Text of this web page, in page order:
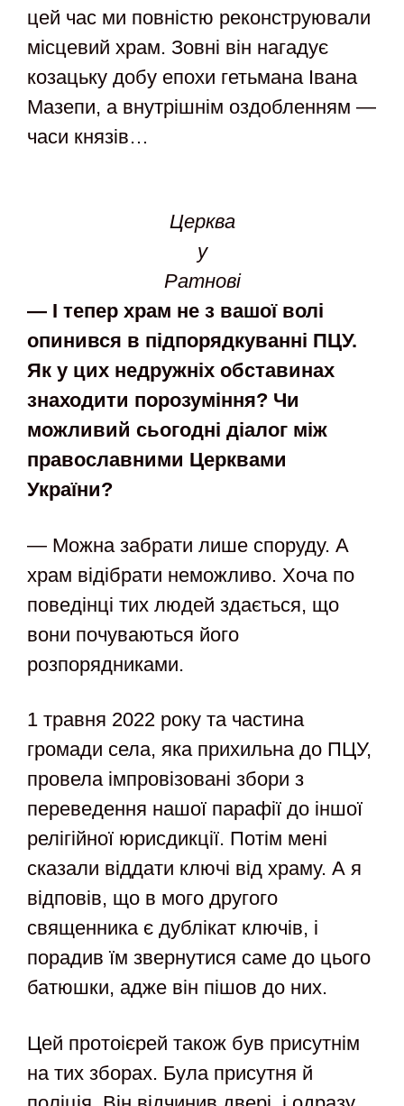
цей час ми повністю реконструювали
місцевий храм. Зовні він нагадує
козацьку добу епохи гетьмана Івана
Мазепи, а внутрішнім оздобленням —
часи князів…
Церква
у
Ратнові
— І тепер храм не з вашої волі
опинився в підпорядкуванні ПЦУ.
Як у цих недружніх обставинах
знаходити порозуміння? Чи
можливий сьогодні діалог між
православними Церквами
України?
— Можна забрати лише споруду. А
храм відібрати неможливо. Хоча по
поведінці тих людей здається, що
вони почуваються його
розпорядниками.
1 травня 2022 року та частина
громади села, яка прихильна до ПЦУ,
провела імпровізовані збори з
переведення нашої парафії до іншої
релігійної юрисдикції. Потім мені
сказали віддати ключі від храму. А я
відповів, що в мого другого
священника є дублікат ключів, і
порадив їм звернутися саме до цього
батюшки, адже він пішов до них.
Цей протоієрей також був присутнім
на тих зборах. Була присутня й